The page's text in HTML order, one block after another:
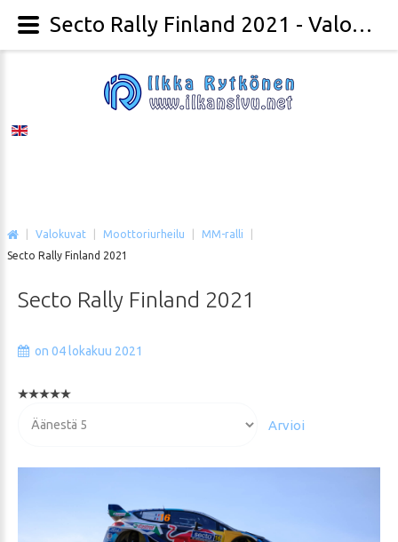
Valokuvat Moottoriurheilu MM-ralli
Secto Rally Finland 2021
Secto Rally Finland 2021
on 04 lokakuu 2021
arvioida
Secto Rally Finland 2021 - Valokuvaaja Ilkka Rytkönen